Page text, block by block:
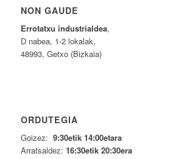
NON GAUDE
Errotatxu industrialdea,
D nabea, 1-2 lokalak,
48993, Getxo (Bizkaia)
ORDUTEGIA
Goizez: 9:30etik 14:00etara
Arratsaldez: 16:30etik 20:30era